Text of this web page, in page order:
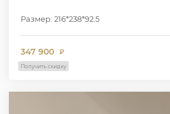
Размер: 216*238*92.5
347 900 ₽
Получить скидку